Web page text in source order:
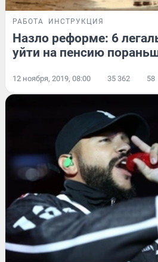
РАБОТА ИНСТРУКЦИЯ
Назло реформе: 6
уйти на пенсию
12 ноября, 2019, 08:00 35 362 58